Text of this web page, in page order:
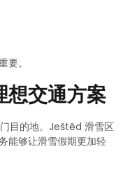
要。
想交通方案
目的地。Ještěd 滑雪区
能够让滑雪假期更加轻